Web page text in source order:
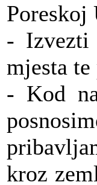
Poreskoj
- Izvezti
mjesta
- Kod
kroz